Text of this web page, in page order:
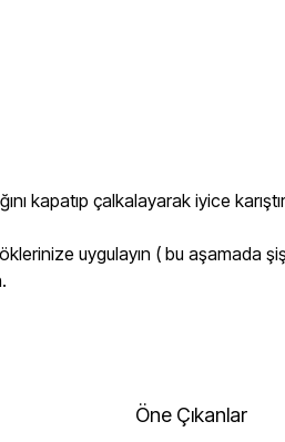
kapatıp çalkalayarak iyice
uygulayın ( bu aşamada
Öne Çıkanlar